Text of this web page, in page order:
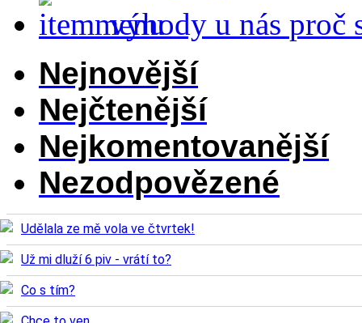
výhody u nás proč
Nejnovější
Nejčtenější
Nejkomentovanější
Nezodpovězené
Udělala ze mě vola ve čtvrtek!
Už mi dluží 6 piv - vrátí to?
Co s tím?